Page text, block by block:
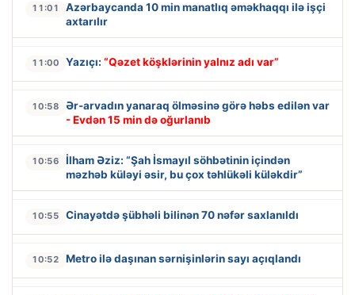
11:01
Azərbaycanda 10 min manatlıq əməkhaqqı ilə işçi
axtarılır
11:00 Yazıçı: “Qəzet köşklərinin yalnız adı var”
10:58
Ər-arvadın yanaraq ölməsinə görə həbs edilən var
- Evdən 15 min də oğurlanıb
10:56
İlham Əziz: “Şah İsmayıl söhbətinin içindən
məzhəb küləyi əsir, bu çox təhlükəli küləkdir”
10:55 Cinayətdə şübhəli bilinən 70 nəfər saxlanıldı
10:52 Metro ilə daşınan sərnişinlərin sayı açıqlandı